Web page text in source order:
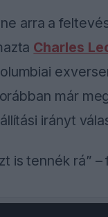
arra a
Charles
már
irányt
is tennék rá”